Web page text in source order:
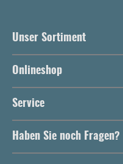
Unser Sortiment
Onlineshop
Service
Haben Sie noch Fragen?